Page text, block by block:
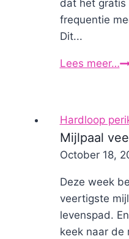
dat het
frequentie
Dit...
Lees meer…
Hardloop
Mijlpaal
ByNicole
October 18,
Deze week
veertigste
levenspad.
keek naar de